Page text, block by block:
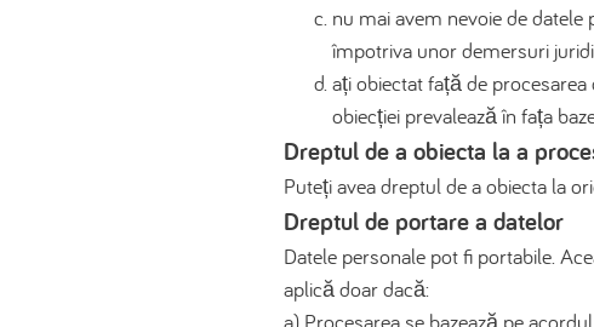
nu mai avem nevoie de datele
împotriva unor demersuri
ați obiectat față de
obiecției prevalează în fața
Dreptul de a obiecta la a
Puteți avea dreptul de a obiecta la
Dreptul de portare a datelor
Datele personale pot fi portabile.
aplică doar dacă: